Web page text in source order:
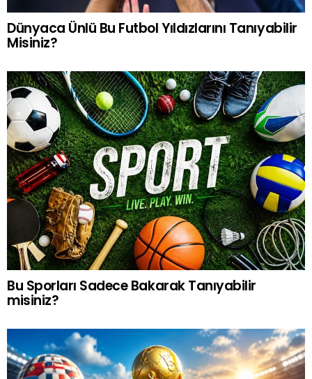
Dünyaca Ünlü Bu Futbol Yıldızlarını Tanıyabilir
Misiniz?
Bu Sporları Sadece Bakarak Tanıyabilir
misiniz?